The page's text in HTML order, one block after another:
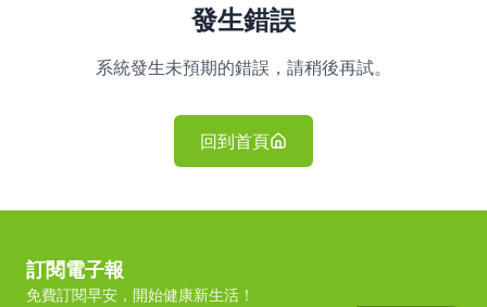
發生錯誤
系統發生未預期的錯誤，請稍後再試。
回到首頁
訂閱電子報
免費訂閱早安，開始健康新生活！